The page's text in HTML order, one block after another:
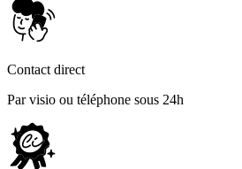
Contact direct
Par visio ou téléphone sous 24h